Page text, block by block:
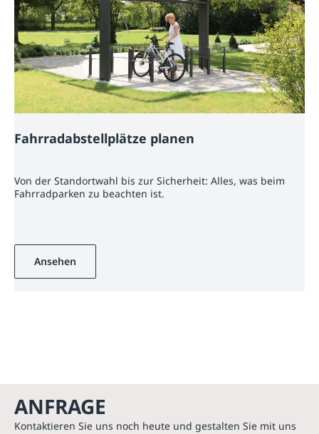
Fahrradabstellplätze planen
Von der Standortwahl bis zur Sicherheit: Alles, was beim
Fahrradparken zu beachten ist.
Ansehen
ANFRAGE
Kontaktieren Sie uns noch heute und gestalten Sie mit uns